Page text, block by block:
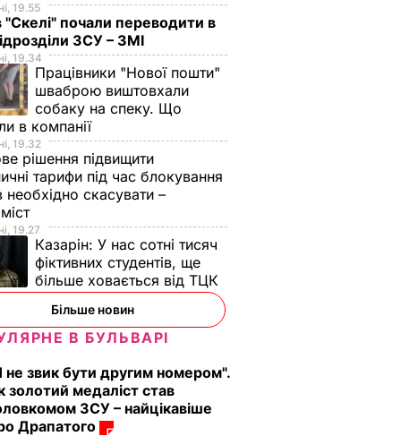
19.55
"Скелі" почали переводити в
ЗСУ – ЗМІ
19.34
Працівники "Нової пошти"
шваброю виштовхали
собаку на спеку. Що
в компанії
19.32
рішення підвищити
тарифи під час блокування
необхідно скасувати –
19.27
Казарін: У нас сотні тисяч
фіктивних студентів, ще
більше ховається від ТЦК
Більше новин
В БУЛЬВАРІ
не звик бути другим номером".
золотий медаліст став
ЗСУ – найцікавіше
Драпатого